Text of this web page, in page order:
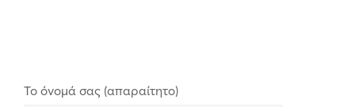
Το όνομά σας (απαραίτητο)